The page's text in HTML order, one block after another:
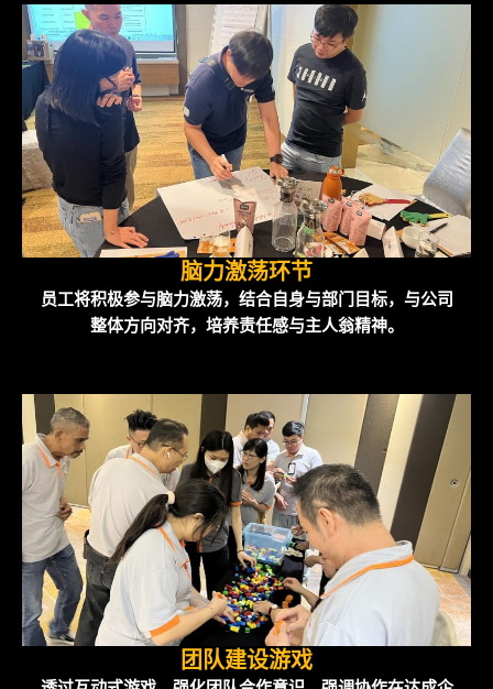
脑力激荡环节
员工将积极参与脑力激荡，结合自身与部门目标，与公司
整体方向对齐，培养责任感与主人翁精神。
团队建设游戏